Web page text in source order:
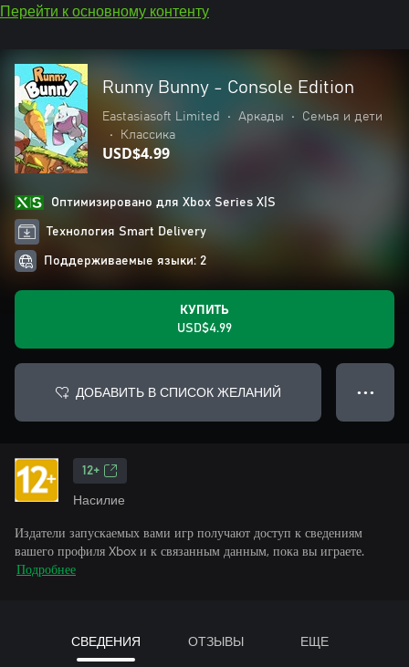
Перейти к основному контенту
Runny Bunny - Console Edition
Eastasiasoft Limited • Аркады •
Семья и дети
•
Классика
USD$4.99
Оптимизировано для Xbox Series X|S
Технология Smart Delivery
Поддерживаемые языки: 2
КУПИТЬ
USD$4.99
ДОБАВИТЬ В СПИСОК ЖЕЛАНИЙ ● ● ●
12+
Насилие
Издатели запускаемых вами игр получают доступ к сведениям
вашего профиля Xbox и к связанным данным, пока вы играете.
Подробнее
СВЕДЕНИЯ ОТЗЫВЫ ЕЩЕ